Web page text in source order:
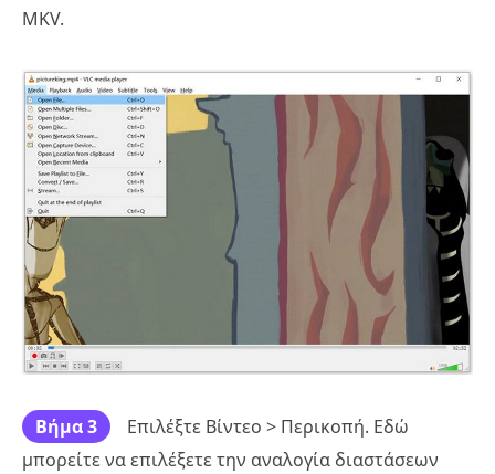
MKV.
Βήμα 3
Επιλέξτε Βίντεο > Περικοπή. Εδώ
μπορείτε να επιλέξετε την αναλογία διαστάσεων